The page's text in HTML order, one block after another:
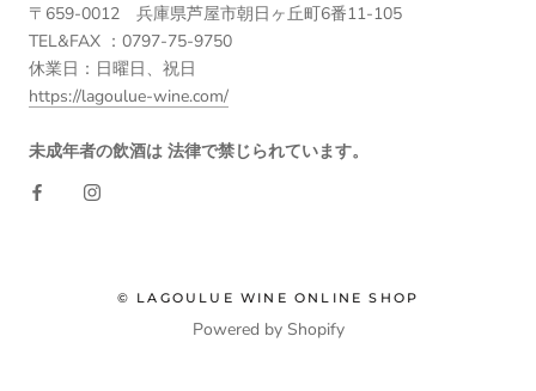
〒659-0012 兵庫県芦屋市朝日ヶ丘町6番11-105
TEL&FAX ：0797-75-9750
休業日：日曜日、祝日
https://lagoulue-wine.com/
未成年者の飲酒は 法律で禁じられています。
© LAGOULUE WINE ONLINE SHOP
Powered by Shopify